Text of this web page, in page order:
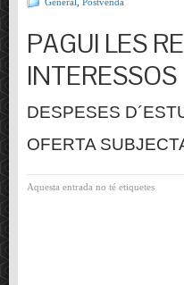
PAGUI LES
INTERESSOS
DESPESES
OFERTA
Aquesta entrada no té etiquetes